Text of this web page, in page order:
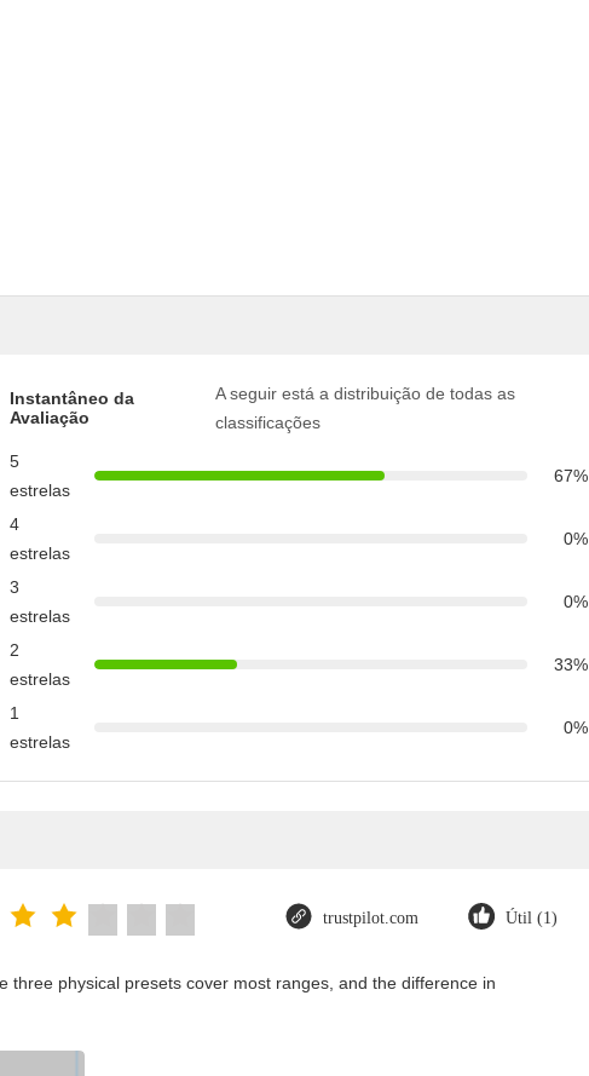
Instantâneo da
Avaliação
A seguir está a distribuição de todas as
classificações
5
estrelas
67%
4
estrelas
0%
3
estrelas
0%
2
estrelas
33%
1
estrelas
0%
trustpilot.com Útil (1)
three physical presets cover most ranges, and the difference in